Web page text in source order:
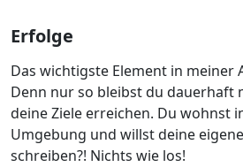
Erfolge
Das wichtigste Element in meiner
Denn nur so bleibst du dauerhaft
deine Ziele erreichen. Du wohnst
Umgebung und willst deine
schreiben?! Nichts wie los!